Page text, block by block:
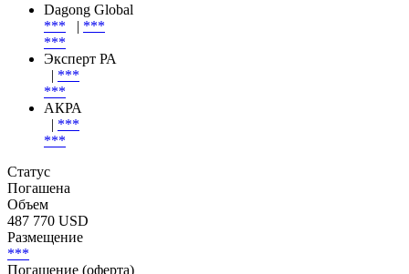
Dagong Global
***
| ***
***
Эксперт РА
| ***
***
АКРА
| ***
***
Статус
Погашена
Объем
487 770 USD
Размещение
***
Погашение (оферта)